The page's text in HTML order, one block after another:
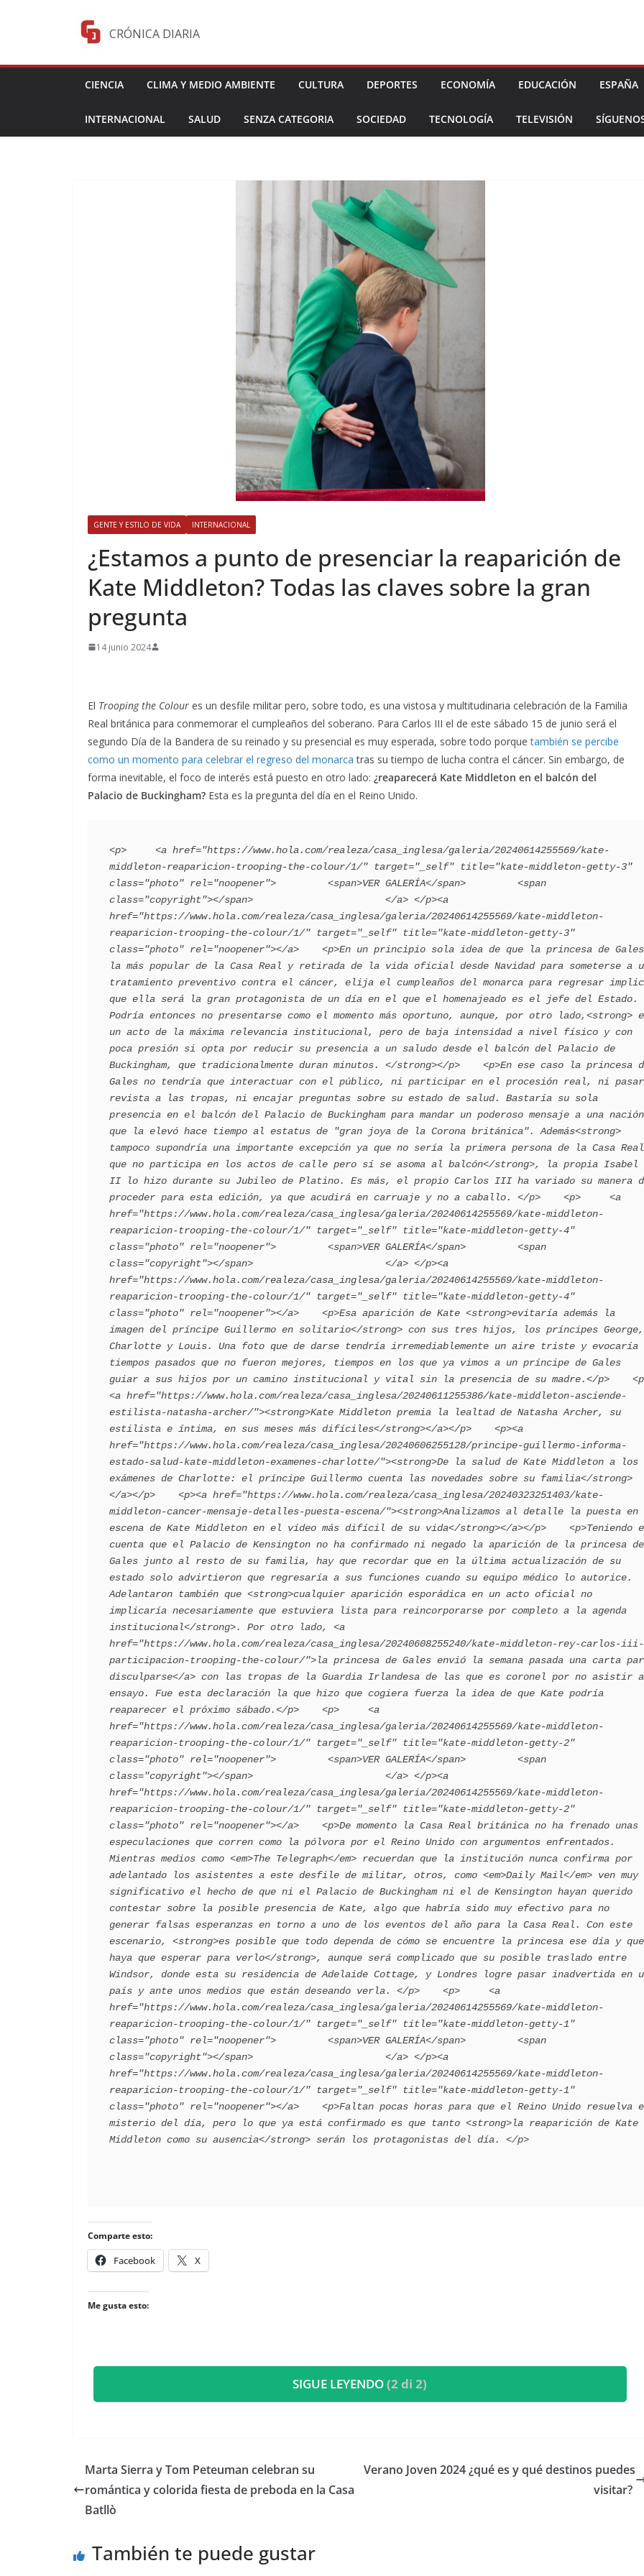
CRÓNICA DIARIA
CIENCIA CLIMA Y MEDIO AMBIENTE CULTURA DEPORTES ECONOMÍA EDUCACIÓN ESPAÑA
INTERNACIONAL SALUD SENZA CATEGORIA SOCIEDAD TECNOLOGÍA TELEVISIÓN
GENTE Y ESTILO DE VIDA INTERNACIONAL
​¿Estamos a punto de presenciar la reaparición de
Kate Middleton? Todas las claves sobre la gran
pregunta
14 junio 2024
El Trooping the Colour es un desfile militar pero, sobre todo, es una vistosa y multitudinaria celebración de la Familia
Real británica para conmemorar el cumpleaños del soberano. Para Carlos III el de este sábado 15 de junio será el
segundo Día de la Bandera de su reinado y su presencial es muy esperada, sobre todo porque también se percibe
como un momento para celebrar el regreso del monarcatras su tiempo de lucha contra el cáncer. Sin embargo, de
forma inevitable, el foco de interés está puesto en otro lado: ¿reaparecerá Kate Middleton en el balcón del
Palacio de Buckingham? Esta es la pregunta del día en el Reino Unido.
<p>     <a href="https://www.hola.com/realeza/casa_inglesa/galeria/20240614255569/kate-
middleton-reaparicion-trooping-the-colour/1/" target="_self" title="kate-middleton-getty-3"
class="photo" rel="noopener">         <span>VER GALERÍA</span>         <span
class="copyright"></span>                       </a> </p><a
href="https://www.hola.com/realeza/casa_inglesa/galeria/20240614255569/kate-middleton-
reaparicion-trooping-the-colour/1/" target="_self" title="kate-middleton-getty-3"
class="photo" rel="noopener"></a>    <p>En un principio sola idea de que la princesa de
la más popular de la Casa Real y retirada de la vida oficial desde Navidad para someterse a
tratamiento preventivo contra el cáncer, elija el cumpleaños del monarca para regresar
que ella será la gran protagonista de un día en el que el homenajeado es el jefe del Estado.
Podría entonces no presentarse como el momento más oportuno, aunque, por otro lado,<strong>
un acto de la máxima relevancia institucional, pero de baja intensidad a nivel físico y con
poca presión si opta por reducir su presencia a un saludo desde el balcón del Palacio de
Buckingham, que tradicionalmente duran minutos. </strong></p>    <p>En ese caso la princesa
Gales no tendría que interactuar con el público, ni participar en el procesión real, ni pasar
revista a las tropas, ni encajar preguntas sobre su estado de salud. Bastaría su sola
presencia en el balcón del Palacio de Buckingham para mandar un poderoso mensaje a una nación
que la elevó hace tiempo al estatus de "gran joya de la Corona británica". Además<strong>
tampoco supondría una importante excepción ya que no sería la primera persona de la Casa Real
que no participa en los actos de calle pero sí se asoma al balcón</strong>, la propia Isabel
II lo hizo durante su Jubileo de Platino. Es más, el propio Carlos III ha variado su manera
proceder para esta edición, ya que acudirá en carruaje y no a caballo. </p>    <p>     <a
href="https://www.hola.com/realeza/casa_inglesa/galeria/20240614255569/kate-middleton-
reaparicion-trooping-the-colour/1/" target="_self" title="kate-middleton-getty-4"
class="photo" rel="noopener">         <span>VER GALERÍA</span>         <span
class="copyright"></span>                       </a> </p><a
href="https://www.hola.com/realeza/casa_inglesa/galeria/20240614255569/kate-middleton-
reaparicion-trooping-the-colour/1/" target="_self" title="kate-middleton-getty-4"
class="photo" rel="noopener"></a>    <p>Esa aparición de Kate <strong>evitaría además la
imagen del príncipe Guillermo en solitario</strong> con sus tres hijos, los príncipes George,
Charlotte y Louis. Una foto que de darse tendría irremediablemente un aire triste y evocaría
tiempos pasados que no fueron mejores, tiempos en los que ya vimos a un príncipe de Gales
guiar a sus hijos por un camino institucional y vital sin la presencia de su madre.</p>
<a href="https://www.hola.com/realeza/casa_inglesa/20240611255386/kate-middleton-asciende-
estilista-natasha-archer/"><strong>Kate Middleton premia la lealtad de Natasha Archer, su
estilista e íntima, en sus meses más difíciles</strong></a></p>    <p><a
href="https://www.hola.com/realeza/casa_inglesa/20240606255128/principe-guillermo-informa-
estado-salud-kate-middleton-examenes-charlotte/"><strong>De la salud de Kate Middleton a los
exámenes de Charlotte: el príncipe Guillermo cuenta las novedades sobre su familia</strong>
</a></p>    <p><a href="https://www.hola.com/realeza/casa_inglesa/20240323251403/kate-
middleton-cancer-mensaje-detalles-puesta-escena/"><strong>Analizamos al detalle la puesta en
escena de Kate Middleton en el vídeo más difícil de su vida</strong></a></p>    <p>Teniendo
cuenta que el Palacio de Kensington no ha confirmado ni negado la aparición de la princesa de
Gales junto al resto de su familia, hay que recordar que en la última actualización de su
estado solo advirtieron que regresaría a sus funciones cuando su equipo médico lo autorice.
Adelantaron también que <strong>cualquier aparición esporádica en un acto oficial no
implicaría necesariamente que estuviera lista para reincorporarse por completo a la agenda
institucional</strong>. Por otro lado, <a
href="https://www.hola.com/realeza/casa_inglesa/20240608255240/kate-middleton-rey-carlos-iii-
participacion-trooping-the-colour/">la princesa de Gales envió la semana pasada una carta
disculparse</a> con las tropas de la Guardia Irlandesa de las que es coronel por no asistir
ensayo. Fue esta declaración la que hizo que cogiera fuerza la idea de que Kate podría
reaparecer el próximo sábado.</p>    <p>     <a
href="https://www.hola.com/realeza/casa_inglesa/galeria/20240614255569/kate-middleton-
reaparicion-trooping-the-colour/1/" target="_self" title="kate-middleton-getty-2"
class="photo" rel="noopener">         <span>VER GALERÍA</span>         <span
class="copyright"></span>                       </a> </p><a
href="https://www.hola.com/realeza/casa_inglesa/galeria/20240614255569/kate-middleton-
reaparicion-trooping-the-colour/1/" target="_self" title="kate-middleton-getty-2"
class="photo" rel="noopener"></a>    <p>De momento la Casa Real británica no ha frenado unas
especulaciones que corren como la pólvora por el Reino Unido con argumentos enfrentados.
Mientras medios como <em>The Telegraph</em> recuerdan que la institución nunca confirma por
adelantado los asistentes a este desfile de militar, otros, como <em>Daily Mail</em> ven muy
significativo el hecho de que ni el Palacio de Buckingham ni el de Kensington hayan querido
contestar sobre la posible presencia de Kate, algo que habría sido muy efectivo para no
generar falsas esperanzas en torno a uno de los eventos del año para la Casa Real. Con este
escenario, <strong>es posible que todo dependa de cómo se encuentre la princesa ese día y que
haya que esperar para verlo</strong>, aunque será complicado que su posible traslado entre
Windsor, donde esta su residencia de Adelaide Cottage, y Londres logre pasar inadvertida en
país y ante unos medios que están deseando verla. </p>    <p>     <a
href="https://www.hola.com/realeza/casa_inglesa/galeria/20240614255569/kate-middleton-
reaparicion-trooping-the-colour/1/" target="_self" title="kate-middleton-getty-1"
class="photo" rel="noopener">         <span>VER GALERÍA</span>         <span
class="copyright"></span>                       </a> </p><a
href="https://www.hola.com/realeza/casa_inglesa/galeria/20240614255569/kate-middleton-
reaparicion-trooping-the-colour/1/" target="_self" title="kate-middleton-getty-1"
class="photo" rel="noopener"></a>    <p>Faltan pocas horas para que el Reino Unido resuelva
misterio del día, pero lo que ya está confirmado es que tanto <strong>la reaparición de Kate
Comparte esto:
Facebook X
Me gusta esto:
SIGUE LEYENDO(2 di 2)
​Marta Sierra y Tom Peteuman celebran su
romántica y colorida fiesta de preboda en la Casa
Batllò
​Verano Joven 2024 ¿qué es y qué destinos puedes
visitar?
También te puede gustar